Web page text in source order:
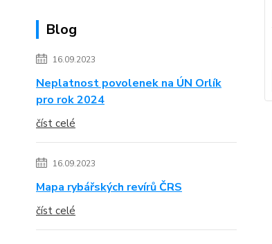
Blog
16.09.2023
Neplatnost povolenek na ÚN Orlík
pro rok 2024
číst celé
16.09.2023
Mapa rybářských revírů ČRS
číst celé